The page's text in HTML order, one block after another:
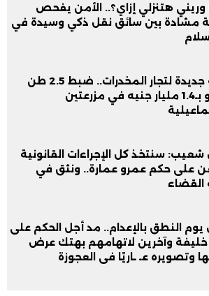
وريني هتنزلي إزاي؟.. الأمن يفحص
مشادة بين سائق نقل ذكي وسيدة في
ضربة جديدة لتجار المخدرات.. ضبط 2.5 طن
هيدرو بـ1.4 مليار جنيه في مزرعتين
سنتخذ كل الإجراءات القانونية
على حكم عمرو عمارة.. ونثق في
القضاء
النطق بالإعدام.. مد أجل الحكم على
خليفة وآخرين لاتهامهم بهتك عرض
وتصويره عـ ـاريًا فى العجوزة